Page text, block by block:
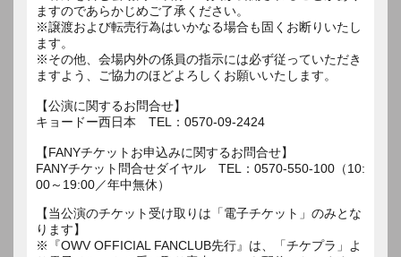
ますのであらかじめご了承ください。
※譲渡および転売行為はいかなる場合も固くお断りいたし
ます。
※その他、会場内外の係員の指示には必ず従っていただき
ますよう、ご協力のほどよろしくお願いいたします。
【公演に関するお問合せ】
キョードー西日本 TEL：0570-09-2424
【FANYチケットお申込みに関するお問合せ】
FANYチケット問合せダイヤル TEL：0570-550-100（10:
00～19:00／年中無休）
【当公演のチケット受け取りは「電子チケット」のみとな
ります】
※『OWV OFFICIAL FANCLUB先行』は、「チケプラ」よ